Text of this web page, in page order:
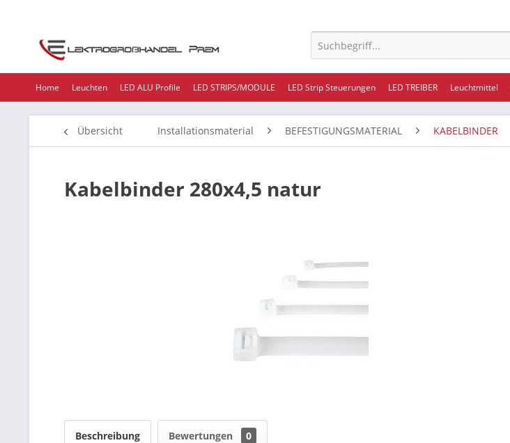
Home Leuchten LED ALU Profile LED STRIPS/MODULE LED Strip Steuerungen LED TREIBER Leuchtmittel
Übersicht Installationsmaterial BEFESTIGUNGSMATERIAL KABELBINDER
Kabelbinder 280x4,5 natur
Beschreibung Bewertungen 0